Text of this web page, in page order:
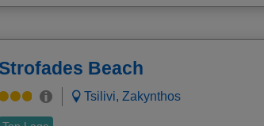
Strofades Beach
Tsilivi, Zakynthos